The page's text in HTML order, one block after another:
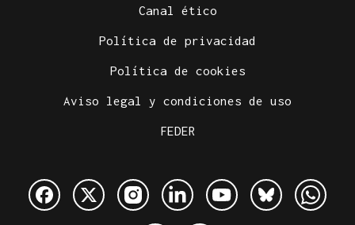
Canal ético
Política de privacidad
Política de cookies
Aviso legal y condiciones de uso
FEDER